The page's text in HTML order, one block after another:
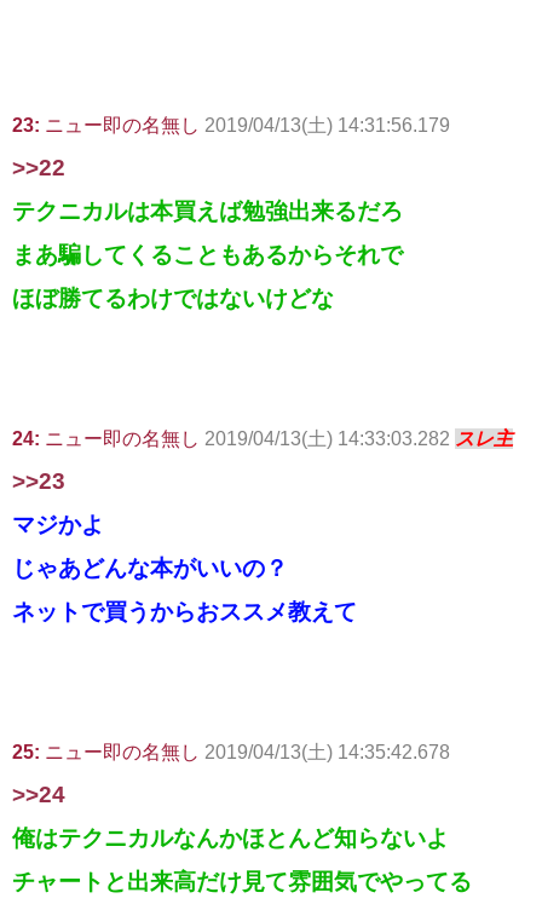
23: ニュー即の名無し 2019/04/13(土) 14:31:56.179
>>22
テクニカルは本買えば勉強出来るだろ
まあ騙してくることもあるからそれで
ほぼ勝てるわけではないけどな
24: ニュー即の名無し 2019/04/13(土) 14:33:03.282 スレ主
>>23
マジかよ
じゃあどんな本がいいの？
ネットで買うからおススメ教えて
25: ニュー即の名無し 2019/04/13(土) 14:35:42.678
>>24
俺はテクニカルなんかほとんど知らないよ
チャートと出来高だけ見て雰囲気でやってる